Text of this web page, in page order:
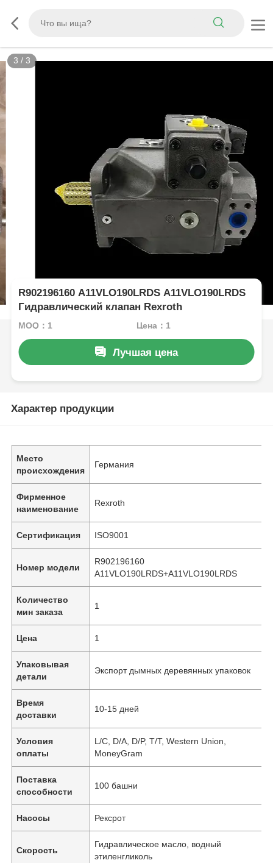
3 / 3
R902196160 A11VLO190LRDS A11VLO190LRDS
Гидравлический клапан Rexroth
MOQ：1 Цена：1
Лучшая цена
Характер продукции
Место
происхождения
Германия
Фирменное
наименование
Rexroth
Сертификация ISO9001
Номер модели
R902196160
A11VLO190LRDS+A11VLO190LRDS
Количество
мин заказа
1
Цена 1
Упаковывая
детали
Экспорт дымных деревянных упаковок
Время
доставки
10-15 дней
Условия
оплаты
L/C, D/A, D/P, T/T, Western Union,
MoneyGram
Поставка
способности
100 башни
Насосы Рексрот
Скорость
Гидравлическое масло, водный
этиленгликоль